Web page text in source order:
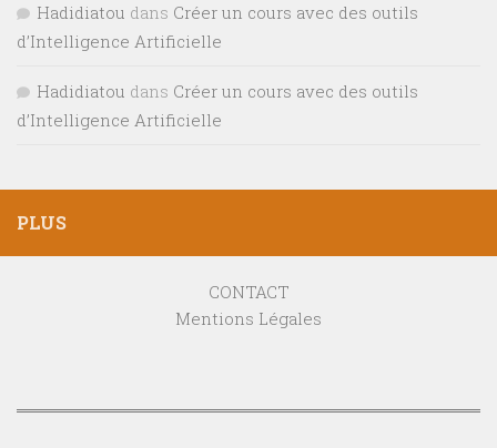
Hadidiatou dans Créer un cours avec des outils
d’Intelligence Artificielle
Hadidiatou dans Créer un cours avec des outils
d’Intelligence Artificielle
PLUS
CONTACT
Mentions Légales